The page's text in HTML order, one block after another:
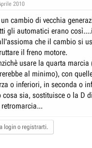
2010
un cambio di vecchia
gli automatici erano
che il cambio si
il freno motore.
usare la quarta
al minimo), con
o inferiori, in seconda o
cosa sia, sostituisce o la D
login o registrarti.